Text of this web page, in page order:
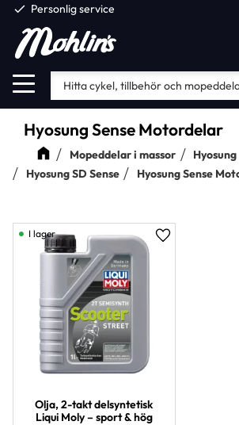
Meny
check Personlig service
Hyosung Sense Motordelar
Mopeddelar i massor
Hyosung
Hyosung SD Sense
Hyosung Sense
Olja, 2-takt delsyntetisk
Liqui Moly – sport & hög
Lägg till i
I lager